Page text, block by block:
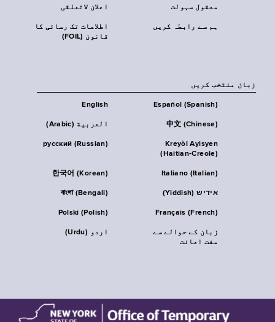
اعلان لاتعلقی معقول سہولت
اطلاعات تک رسائی کا
قانون (FOIL)
ہم سے رابطہ کریں
زبان منتخب کریں
English Español (Spanish)
العربية (Arabic) 中文 (Chinese)
русский (Russian)
Kreyòl Ayisyen
(Haitian-Creole)
한국어 (Korean) Italiano (Italian)
বাংলা (Bengali) אידיש (Yiddish)
Polski (Polish) Français (French)
اردو (Urdu)
زبان کے حوالے سے
مفت اعانت